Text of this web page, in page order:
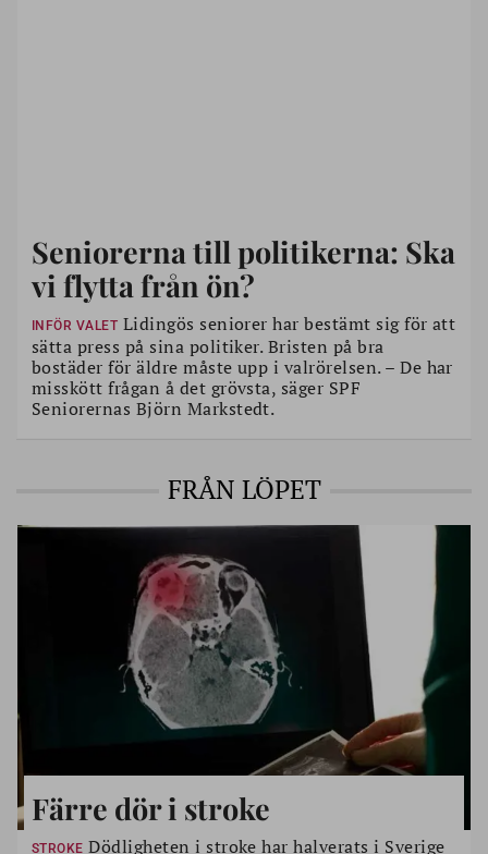
Seniorerna till politikerna: Ska
vi flytta från ön?
INFÖR VALET Lidingös seniorer har bestämt sig för att
sätta press på sina politiker. Bristen på bra
bostäder för äldre måste upp i valrörelsen. – De har
misskött frågan å det grövsta, säger SPF
Seniorernas Björn Markstedt.
FRÅN LÖPET
Färre dör i stroke
STROKE Dödligheten i stroke har halverats i Sverige